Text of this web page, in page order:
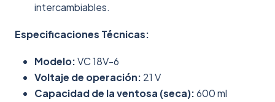
intercambiables.
Especificaciones Técnicas:
Modelo:VC 18V-6
Voltaje de operación: 21 V
Capacidad de la ventosa (seca):600 ml